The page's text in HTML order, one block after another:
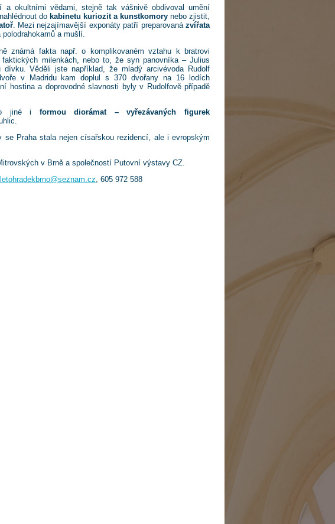
okultními vědami, stejně tak vášnivě obdivoval umění
do kabinetu kuriozit a kunstkomory nebo zjistit,
. Mezi nejzajímavější exponáty patří preparovanázvířata
polodrahokamů a mušlí.
známá fakta např. o komplikovaném vztahu k bratrovi
milenkách, nebo to, že syn panovníka – Julius
dívku. Věděli jste například, že mladý arcivévoda Rudolf
v Madridu kam doplul s 370 dvořany na 16 lodích
hostina a doprovodné slavnosti byly v Rudolfově případě
jiné i formou diorámat – vyřezávaných figurek
Praha stala nejen císařskou rezidencí, ale i evropským
v Brně a společností Putovní výstavy CZ.
letohradekbrno@seznam.cz , 605 972 588